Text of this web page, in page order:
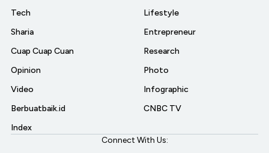
Tech
Sharia
Cuap Cuap Cuan
Opinion
Video
Berbuatbaik.id
Index
Lifestyle
Entrepreneur
Research
Photo
Infographic
CNBC TV
Connect With Us: